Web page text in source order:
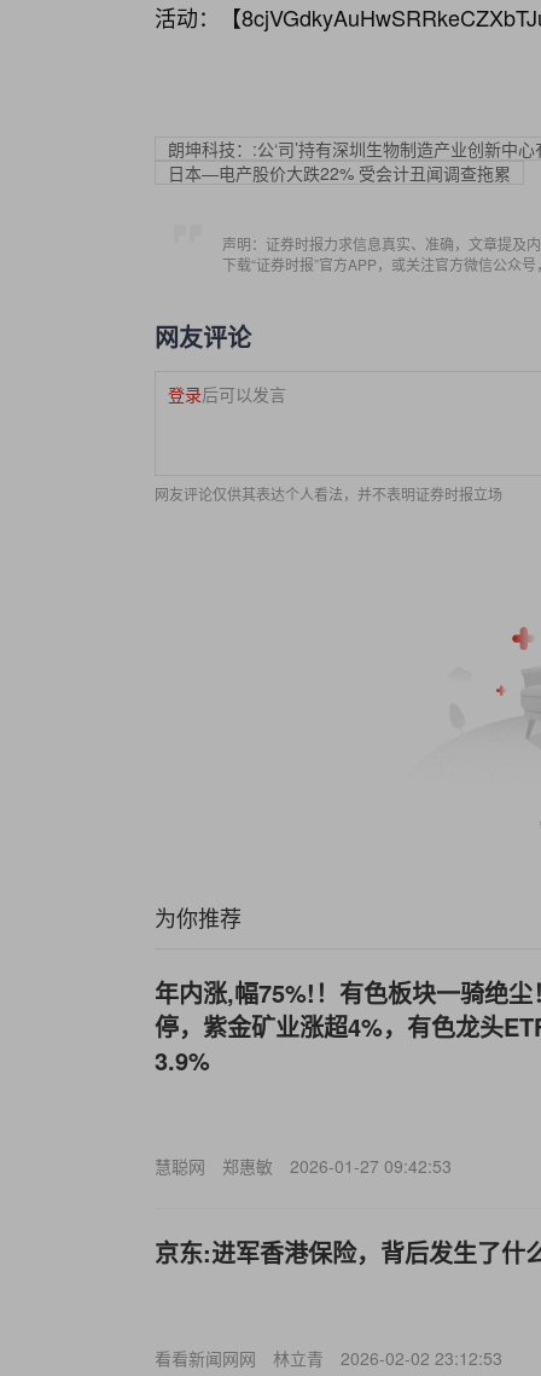
活动：【
朗坤科技：:公‘司’持有深圳生物制造产业创新中
日本—电产股价大跌22% 受会计丑闻调查拖累
声明：证券时报力求信息真实、准确，文章提及
下载“证券时报”官方APP，或关注官方微信公众
网友评论
登录后可以发言
网友评论仅供其表达个人看法，并不表明证券时报立场
为你推荐
年内涨,幅75%!！有色板块一骑绝
停，紫金矿业涨超4%，有色龙头
3.9%
慧聪网 郑惠敏 2026-01-27 09:42:53
京东:进军香港保险，背后发生了什
看看新闻网网 林立青 2026-02-02 23:12:53